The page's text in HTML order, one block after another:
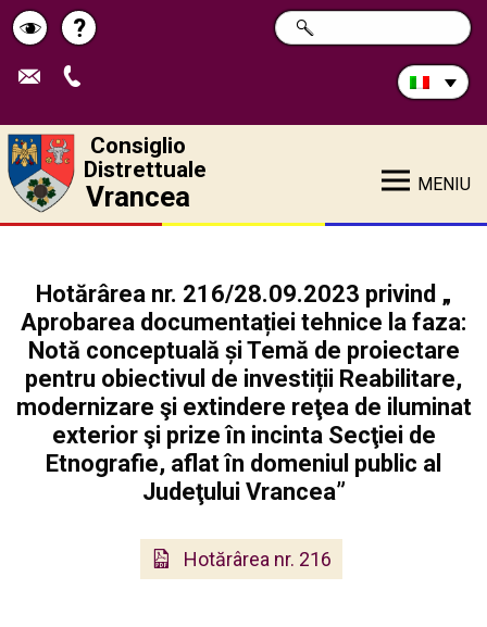
Schimbă
contrastul
Pagina
de
?
Cerca
nel
RICERCA
Consiglio
Distrettuale
Vrancea MENIU
Hotărârea nr. 216/28.09.2023 privind „
Aprobarea documentației tehnice la faza:
Notă conceptuală și Temă de proiectare
pentru obiectivul de investiții Reabilitare,
modernizare şi extindere reţea de iluminat
exterior şi prize în incinta Secţiei de
Etnografie, aflat în domeniul public al
Judeţului Vrancea”
Hotărârea nr. 216